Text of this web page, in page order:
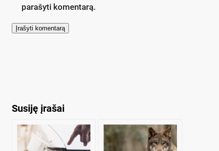
parašyti komentarą.
Susiję įrašai